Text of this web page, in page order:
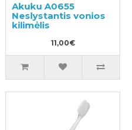
Akuku A0655
Neslystantis vonios
kilimėlis
11,00€